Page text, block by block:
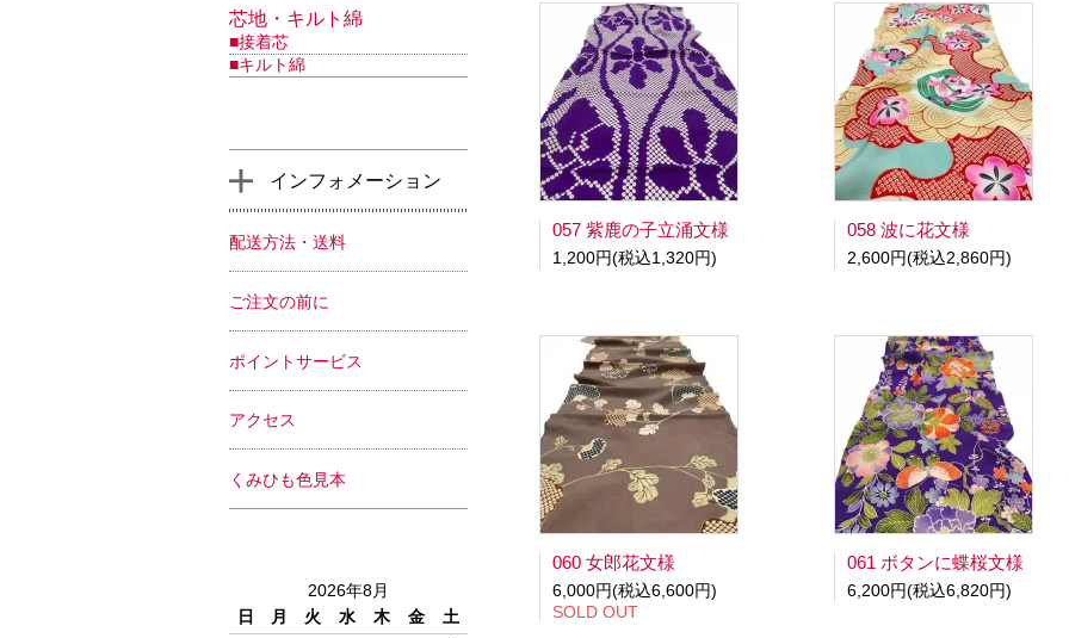
057 紫鹿の子立涌文様
1,200円(税込1,320円)
058 波に花文様
2,600円(税込2,860円)
060 女郎花文様
6,000円(税込6,600円)
SOLD OUT
061 ボタンに蝶桜文様
6,200円(税込6,820円)
芯地・キルト綿
■接着芯
■キルト綿
インフォメーション
配送方法・送料
ご注文の前に
ポイントサービス
アクセス
くみひも色見本
2026年8月
日
月 火 水 木 金
土